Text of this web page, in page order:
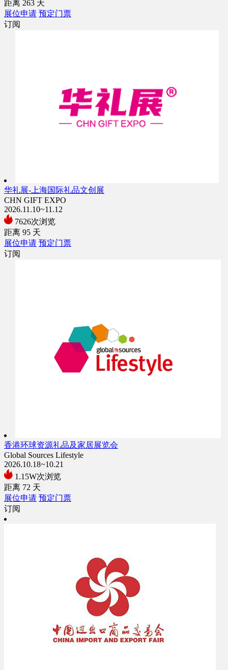
距离 263 天
展位申请 预定门票
订阅
华礼展-上海国际礼品文创展
CHN GIFT EXPO
2026.11.10~11.12
7626次浏览
距离 95 天
展位申请 预定门票
订阅
香港环球资源礼品及家居展览会
Global Sources Lifestyle
2026.10.18~10.21
1.15W次浏览
距离 72 天
展位申请 预定门票
订阅